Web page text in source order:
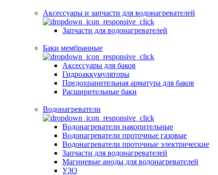
Аксессуары и запчасти для водонагревателей
Запчасти для водонагревателей
Баки мембранные
Аксессуары для баков
Гидроаккумуляторы
Предохранительная арматура для баков
Расширительные баки
Водонагреватели
Водонагреватели накопительные
Водонагреватели проточные газовые
Водонагреватели проточные электрические
Запчасти для водонагревателей
Магниевые аноды для водонагревателей
УЗО